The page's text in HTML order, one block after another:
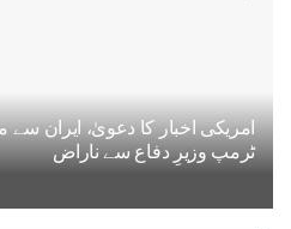
امریکی اخبار کا دعویٰ، ایران سے
ٹرمپ وزیرِ دفاع سے ناراض